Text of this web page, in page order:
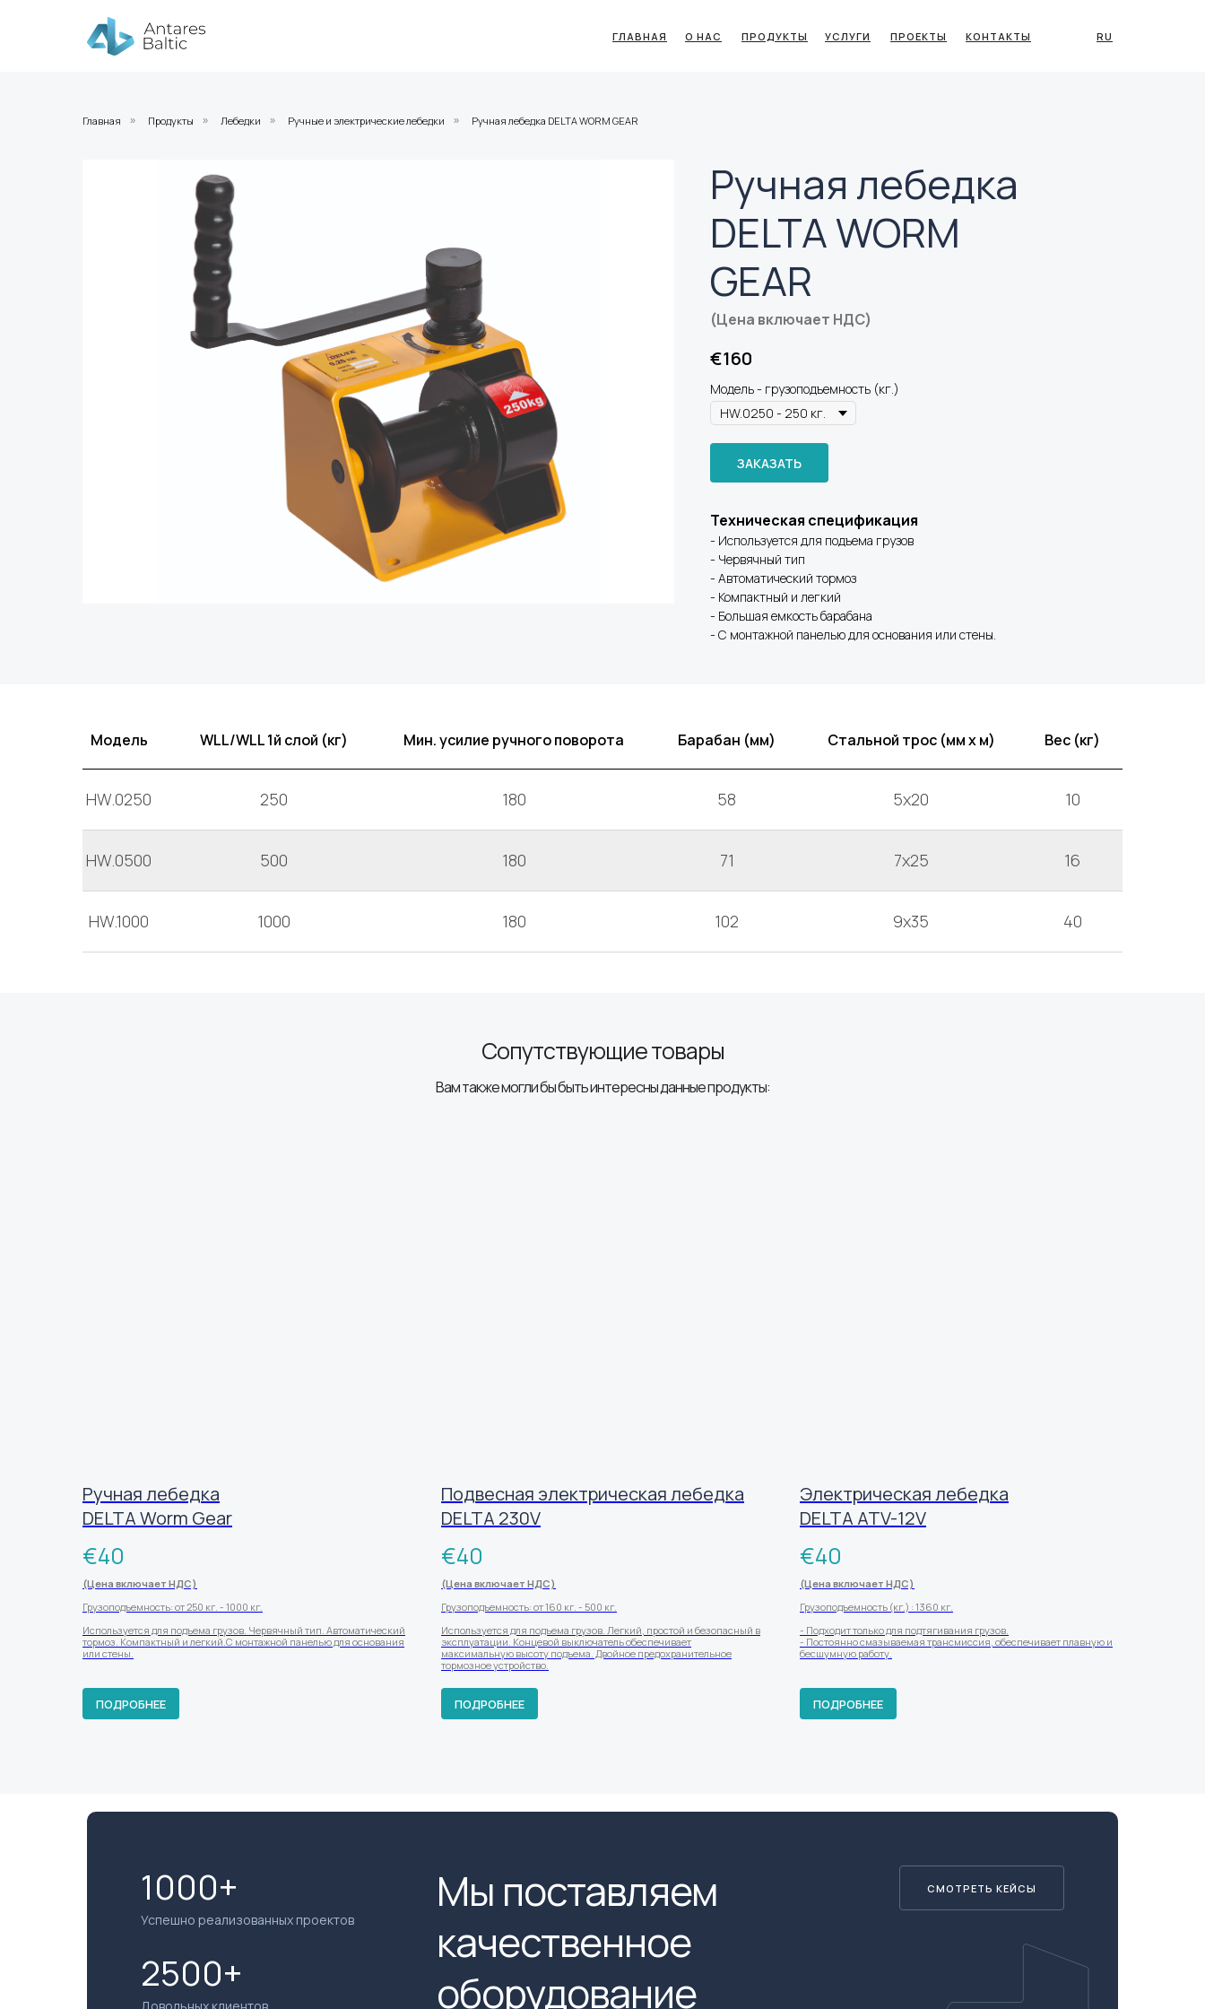
КОНТАКТЫ
ГЛАВНАЯ О НАС ПРОДУКТЫ УСЛУГИ ПРОЕКТЫ RU
Главная » Продукты » Лебедки » Ручные и электрические лебедки » Ручная лебедка DELTA WORM GEAR
Ручная лебедка
DELTA WORM
GEAR
(Цена включает НДС)
€160
Модель - грузоподъемность (кг.)
ЗАКАЗАТЬ
Техническая спецификация
- Используется для подъема грузов
- Червячный тип
- Автоматический тормоз
- Компактный и легкий
- Большая емкость барабана
- С монтажной панелью для основания или стены.
Модель WLL/WLL 1й слой (кг) Мин. усилие ручного поворота Барабан (мм) Стальной трос (мм x м) Вес (кг)
HW.0250 250 180 58 5x20 10
HW.0500 500 180 71 7x25 16
HW.1000 1000 180 102 9x35 40
Вам также могли бы быть интересны данные продукты:
Сопутствующие товары
Ручная лебедка
DELTA Worm Gear
€40
(Цена включает НДС)
Грузоподъемность: от 250 кг. - 1000 кг.
Используется для подъема грузов. Червячный тип. Автоматический
тормоз. Компактный и легкий.С монтажной панелью для основания
или стены.
ПОДРОБНЕЕ
Подвесная электрическая лебедка
DELTA 230V
€40
(Цена включает НДС)
Грузоподъемность: от 160 кг. - 500 кг.
Используется для подъема грузов. Легкий, простой и безопасный в
эксплуатации. Концевой выключатель обеспечивает
максимальную высоту подъема. Двойное предохранительное
тормозное устройство.
ПОДРОБНЕЕ
Электрическая лебедка
DELTA ATV-12V
€40
(Цена включает НДС)
Грузоподъемность (кг.) : 1360 кг.
- Подходит только для подтягивания грузов.
- Постоянно смазываемая трансмиссия, обеспечивает плавную и
бесшумную работу.
ПОДРОБНЕЕ
Мы поставляем
качественное
оборудование
1000+
Успешно реализованных проектов
СМОТРЕТЬ КЕЙСЫ
2500+